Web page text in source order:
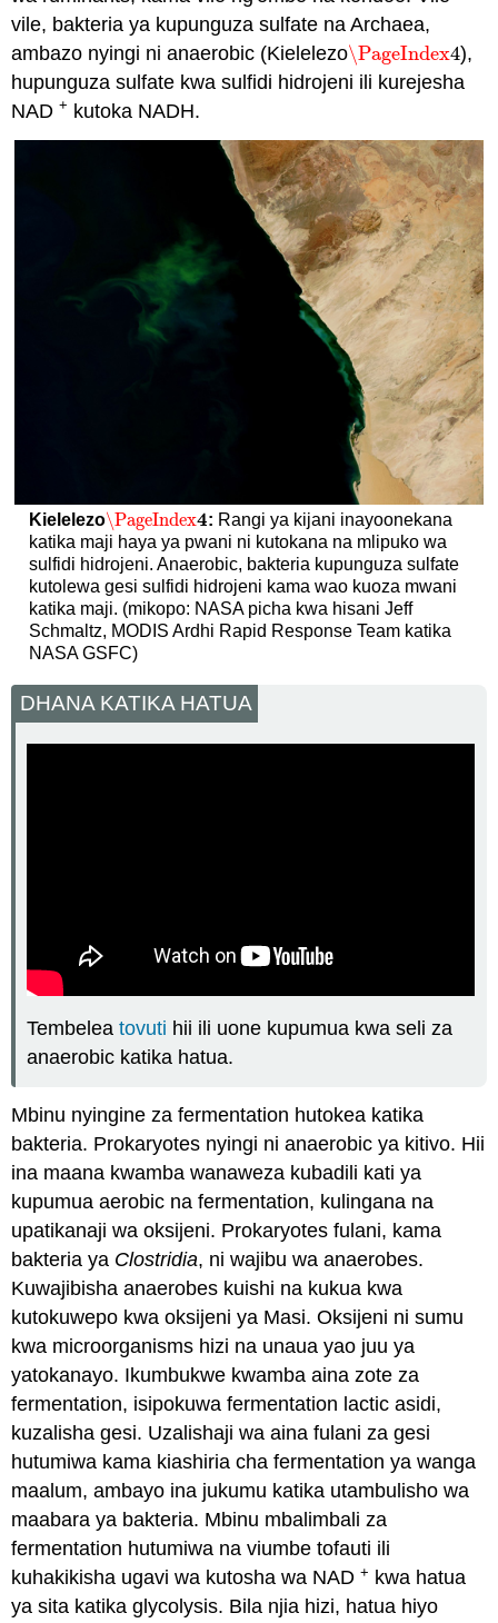
vile, bakteria ya kupunguza sulfate na Archaea,
ambazo nyingi ni anaerobic (Kielelezo\PageIndex4
\PageIndex4),
hupunguza sulfate kwa sulfidi hidrojeni ili kurejesha
NAD+ kutoka NADH.
Kielelezo\PageIndex4
\PageIndex4: Rangi ya kijani inayoonekana
katika maji haya ya pwani ni kutokana na mlipuko wa
sulfidi hidrojeni. Anaerobic, bakteria kupunguza sulfate
kutolewa gesi sulfidi hidrojeni kama wao kuoza mwani
katika maji. (mikopo: NASA picha kwa hisani Jeff
Schmaltz, MODIS Ardhi Rapid Response Team katika
NASA GSFC)
DHANA KATIKA HATUA
Tembeleatovuti hii ili uone kupumua kwa seli za
anaerobic katika hatua.
Mbinu nyingine za fermentation hutokea katika
bakteria. Prokaryotes nyingi ni anaerobic ya kitivo. Hii
ina maana kwamba wanaweza kubadili kati ya
kupumua aerobic na fermentation, kulingana na
upatikanaji wa oksijeni. Prokaryotes fulani, kama
bakteria ya Clostridia, ni wajibu wa anaerobes.
Kuwajibisha anaerobes kuishi na kukua kwa
kutokuwepo kwa oksijeni ya Masi. Oksijeni ni sumu
kwa microorganisms hizi na unaua yao juu ya
yatokanayo. Ikumbukwe kwamba aina zote za
fermentation, isipokuwa fermentation lactic asidi,
kuzalisha gesi. Uzalishaji wa aina fulani za gesi
hutumiwa kama kiashiria cha fermentation ya wanga
maalum, ambayo ina jukumu katika utambulisho wa
maabara ya bakteria. Mbinu mbalimbali za
fermentation hutumiwa na viumbe tofauti ili
kuhakikisha ugavi wa kutosha wa NAD+ kwa hatua
ya sita katika glycolysis. Bila njia hizi, hatua hiyo